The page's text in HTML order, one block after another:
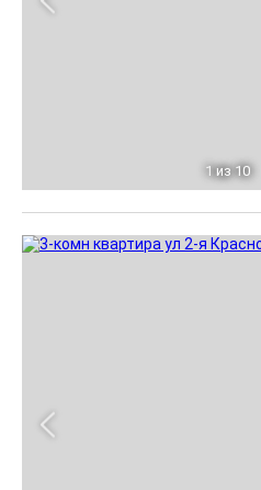
1 из 10